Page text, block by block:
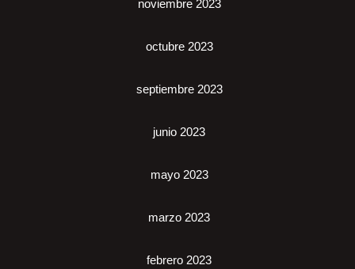
noviembre 2023
octubre 2023
septiembre 2023
junio 2023
mayo 2023
marzo 2023
febrero 2023